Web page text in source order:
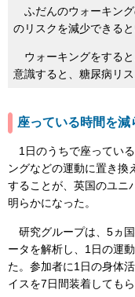
ふだんのウォーキン
のリスクを減少できる
ウォーキングをする
意識すると、糖尿病リ
座っている時間を
1日のうちで座ってい
ングなどの運動に置き換
することが、英国のユニ
明らかになった。
研究グループは、5ヵ
ータを解析し、1日の運
た。参加者に1日の身体
イスを7日間装着してもら